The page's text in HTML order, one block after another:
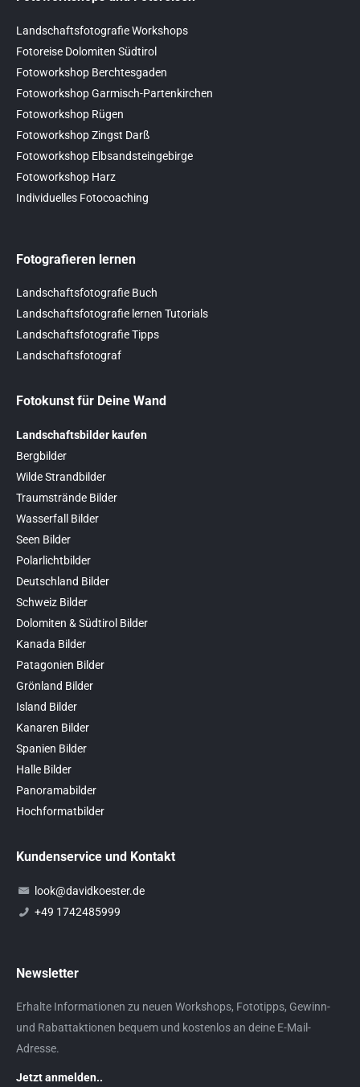
Landschaftsfotografie Workshops
Fotoreise Dolomiten Südtirol
Fotoworkshop Berchtesgaden
Fotoworkshop Garmisch-Partenkirchen
Fotoworkshop Rügen
Fotoworkshop Zingst Darß
Fotoworkshop Elbsandsteingebirge
Fotoworkshop Harz
Individuelles Fotocoaching
Fotografieren lernen
Landschaftsfotografie Buch
Landschaftsfotografie lernen Tutorials
Landschaftsfotografie Tipps
Landschaftsfotograf
Fotokunst für Deine Wand
Landschaftsbilder kaufen
Bergbilder
Wilde Strandbilder
Traumstrände Bilder
Wasserfall Bilder
Seen Bilder
Polarlichtbilder
Deutschland Bilder
Schweiz Bilder
Dolomiten & Südtirol Bilder
Kanada Bilder
Patagonien Bilder
Grönland Bilder
Island Bilder
Kanaren Bilder
Spanien Bilder
Halle Bilder
Panoramabilder
Hochformatbilder
Kundenservice und Kontakt
look@davidkoester.de
+49 1742485999
Newsletter
Erhalte Informationen zu neuen Workshops, Fototipps, Gewinn-
und Rabattaktionen bequem und kostenlos an deine E-Mail-
Adresse.
Jetzt anmelden..